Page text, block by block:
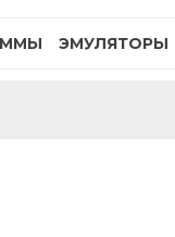
ЭМУЛЯТОРЫ